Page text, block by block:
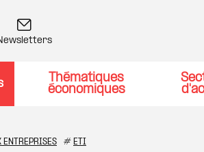
Thématiques
économiques
ENTREPRISES # ETI